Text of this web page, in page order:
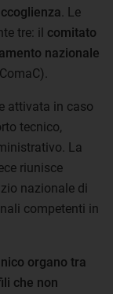
. Le
tre: il comitato
nazionale
attivata in caso
tecnico,
La
riunisce
nazionale di
competenti in
organo tra
che non